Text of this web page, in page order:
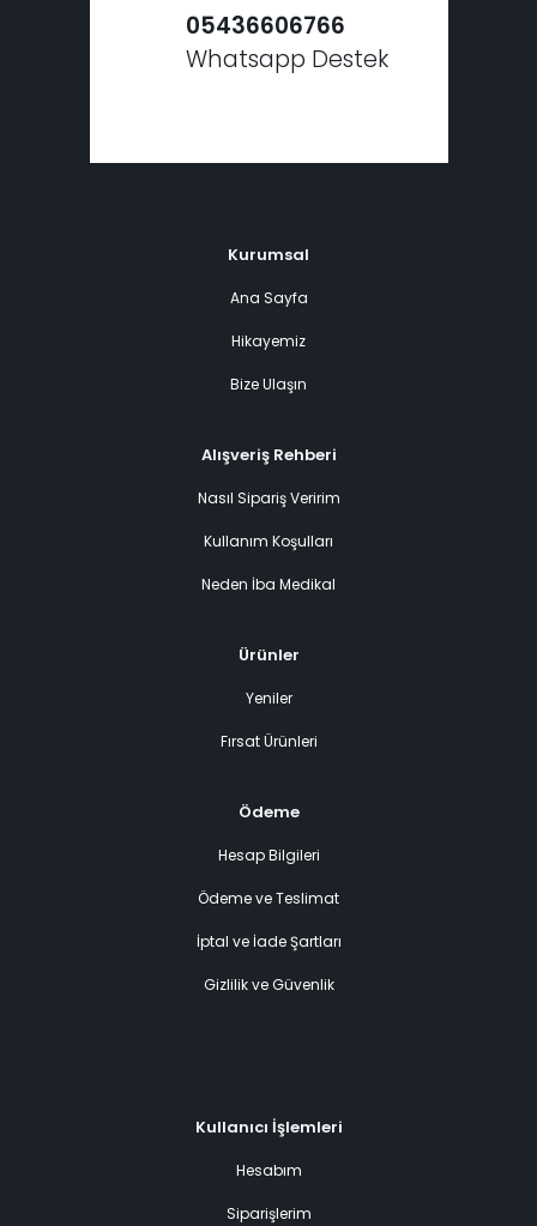
05436606766
Whatsapp Destek
Kurumsal
Ana Sayfa
Hikayemiz
Bize Ulaşın
Alışveriş Rehberi
Nasıl Sipariş Veririm
Kullanım Koşulları
Neden İba Medikal
Ürünler
Yeniler
Fırsat Ürünleri
Ödeme
Hesap Bilgileri
Ödeme ve Teslimat
İptal ve İade Şartları
Gizlilik ve Güvenlik
Kullanıcı İşlemleri
Hesabım
Siparişlerim